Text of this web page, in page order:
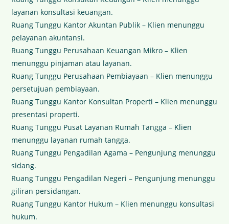
layanan konsultasi keuangan.
Ruang Tunggu Kantor Akuntan Publik – Klien menunggu
pelayanan akuntansi.
Ruang Tunggu Perusahaan Keuangan Mikro – Klien
menunggu pinjaman atau layanan.
Ruang Tunggu Perusahaan Pembiayaan – Klien menunggu
persetujuan pembiayaan.
Ruang Tunggu Kantor Konsultan Properti – Klien menunggu
presentasi properti.
Ruang Tunggu Pusat Layanan Rumah Tangga – Klien
menunggu layanan rumah tangga.
Ruang Tunggu Pengadilan Agama – Pengunjung menunggu
sidang.
Ruang Tunggu Pengadilan Negeri – Pengunjung menunggu
giliran persidangan.
Ruang Tunggu Kantor Hukum – Klien menunggu konsultasi
hukum.